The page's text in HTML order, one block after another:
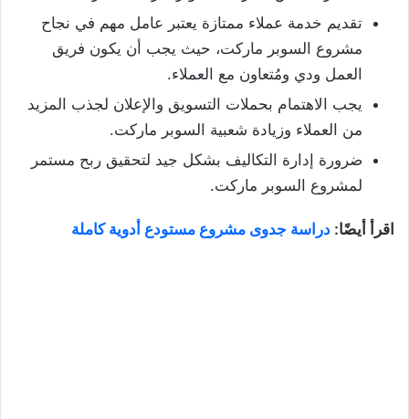
تقديم خدمة عملاء ممتازة يعتبر عامل مهم في نجاح
مشروع السوبر ماركت، حيث يجب أن يكون فريق
العمل ودي ومُتعاون مع العملاء.
يجب الاهتمام بحملات التسويق والإعلان لجذب المزيد
من العملاء وزيادة شعبية السوبر ماركت.
ضرورة إدارة التكاليف بشكل جيد لتحقيق ربح مستمر
لمشروع السوبر ماركت.
اقرأ أيضًا: دراسة جدوى مشروع مستودع أدوية كاملة